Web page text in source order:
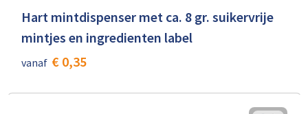
Hart mintdispenser met ca. 8 gr. suikervrije
mintjes en ingredienten label
vanaf € 0,35